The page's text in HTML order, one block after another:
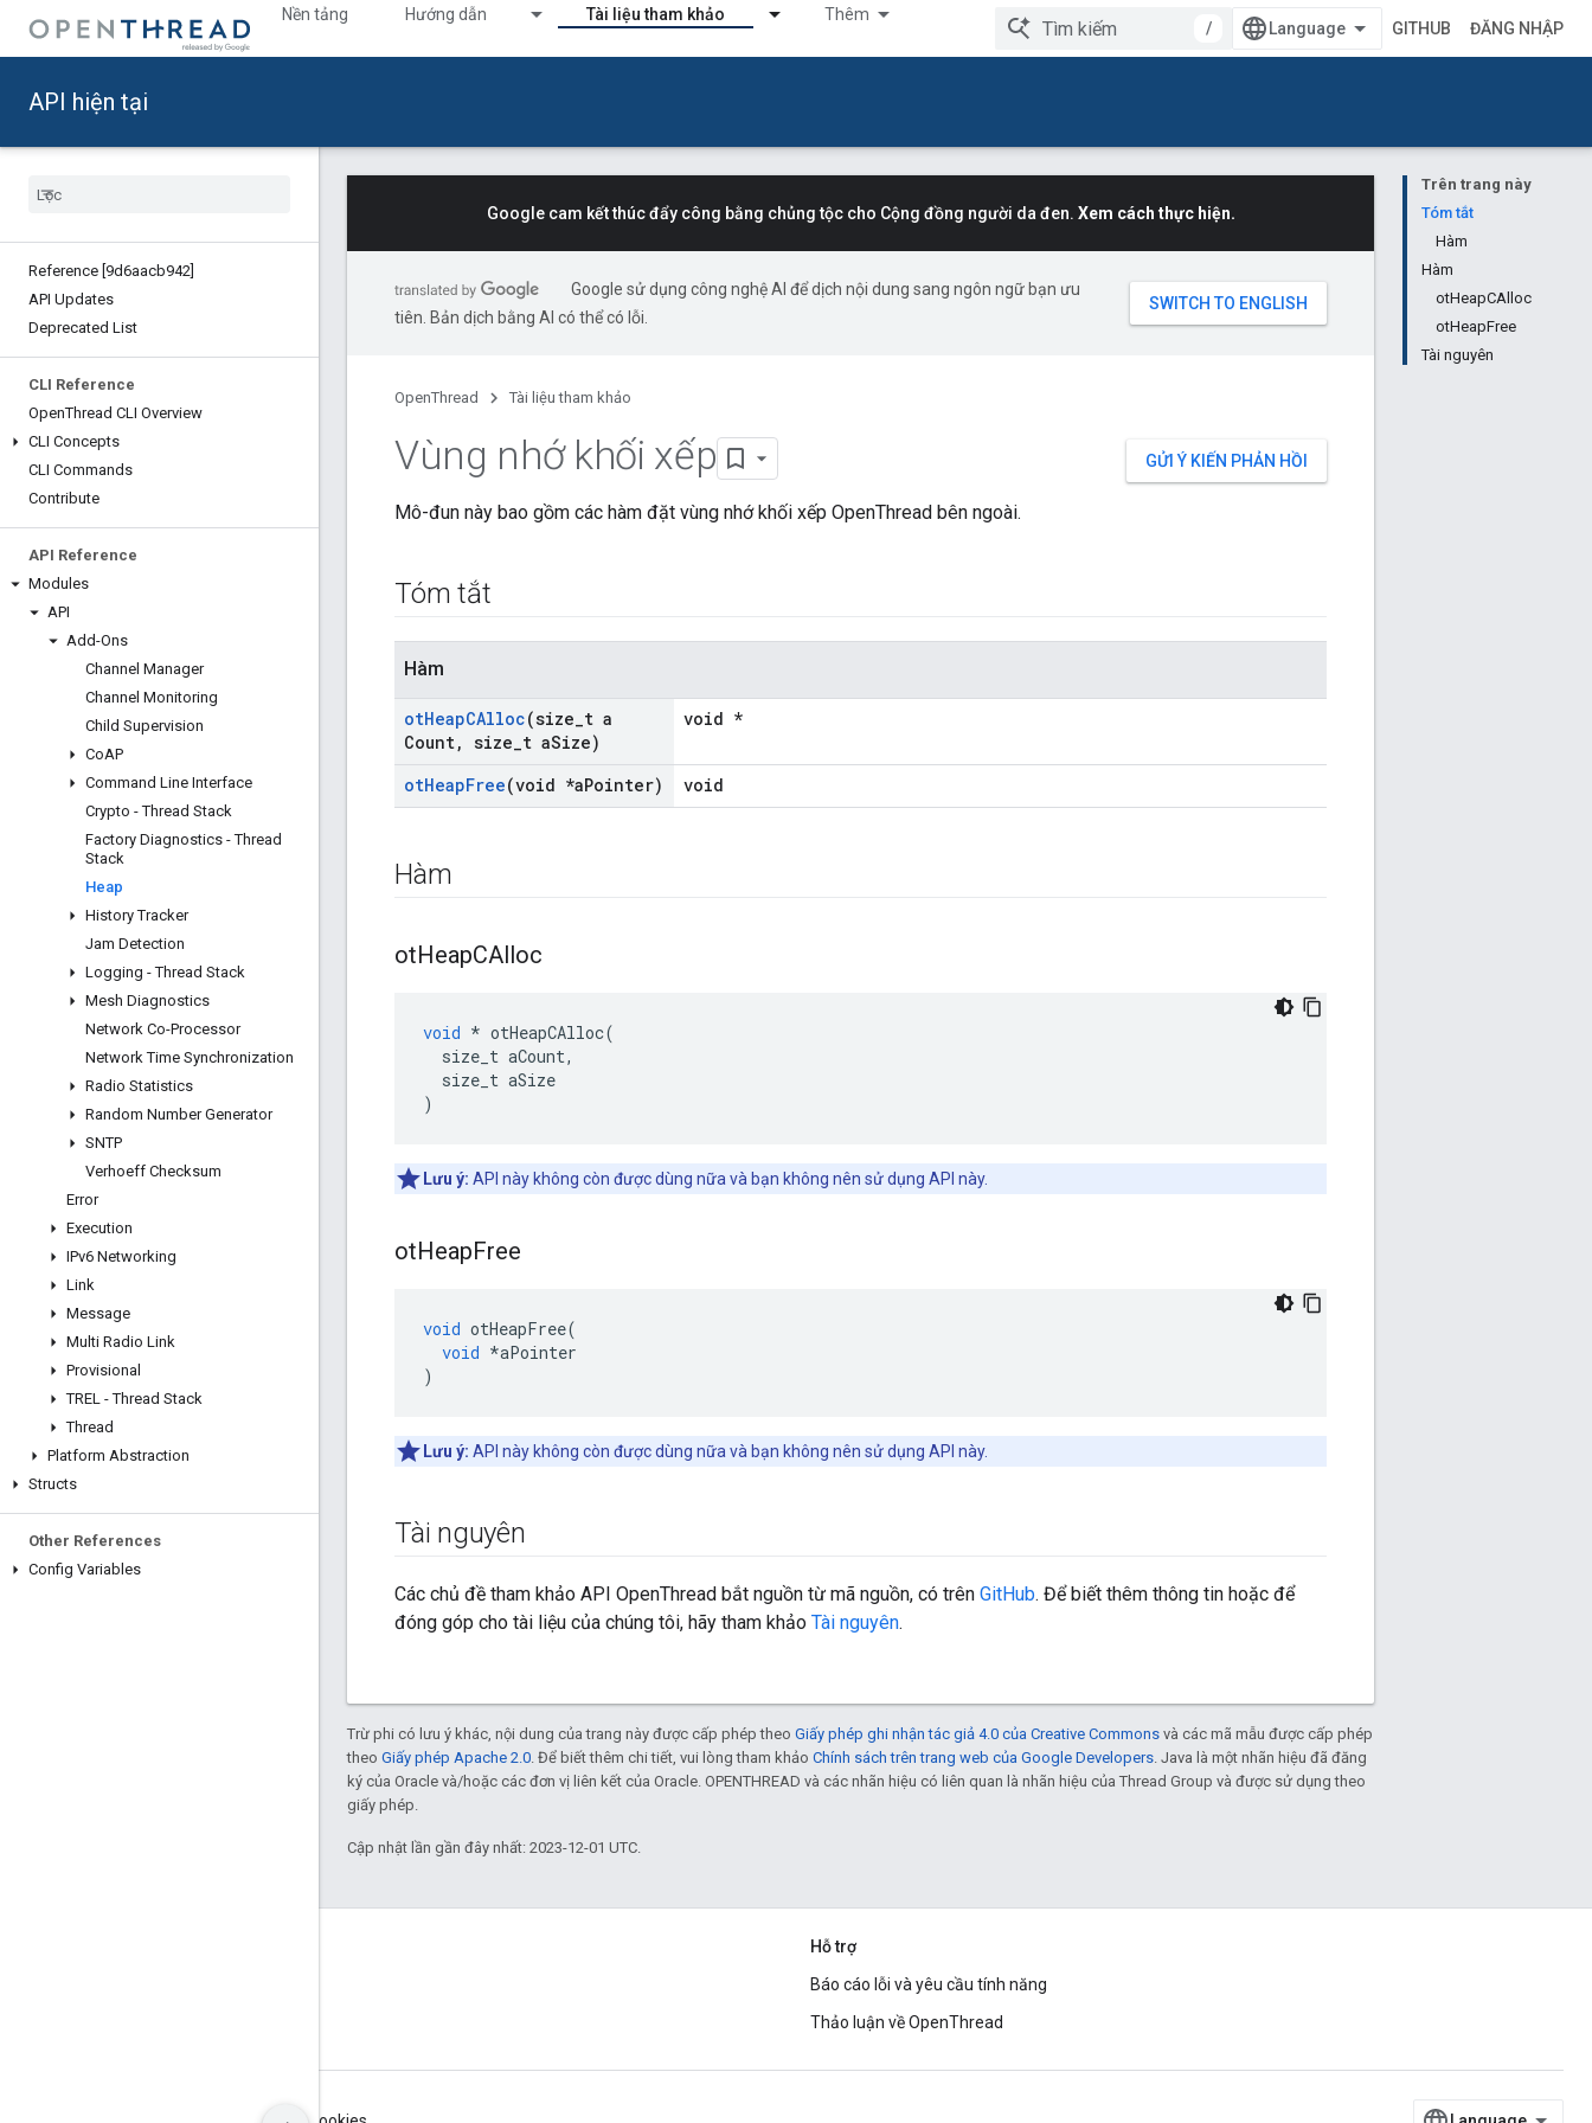
Nền tảng Hướng dẫn Tài liệu tham khảo Thêm
/ GITHUB ĐĂNG NHẬP
API hiện tại
Reference [9d6aacb942]
API Updates
Deprecated List
CLI Reference
OpenThread CLI Overview
CLI Concepts
CLI Commands
Contribute
API Reference
Modules
API
Add-Ons
Channel Manager
Channel Monitoring
Child Supervision
CoAP
Command Line Interface
Crypto - Thread Stack
Factory Diagnostics - Thread
Stack
Heap
History Tracker
Jam Detection
Logging - Thread Stack
Mesh Diagnostics
Network Co-Processor
Network Time Synchronization
Radio Statistics
Random Number Generator
SNTP
Verhoeff Checksum
Error
Execution
IPv6 Networking
Link
Message
Multi Radio Link
Provisional
TREL - Thread Stack
Thread
Platform Abstraction
Structs
Other References
Config Variables
Trên trang này
Tóm tắt
Hàm
Hàm
otHeapCAlloc
otHeapFree
Tài nguyên
Google cam kết thúc đẩy công bằng chủng tộc cho Cộng đồng người da đen. Xem cách thực hiện.
Google sử dụng công nghệ AI để dịch nội dung sang ngôn ngữ bạn ưu
tiên. Bản dịch bằng AI có thể có lỗi.
OpenThread Tài liệu tham khảo
GỬI Ý KIẾN PHẢN HỒI
Vùng nhớ khối xếp
Mô-đun này bao gồm các hàm đặt vùng nhớ khối xếp OpenThread bên ngoài.
Tóm tắt
Hàm
otHeapCAlloc(size t a
Count, size t aSize)
void *
otHeapFree(void *aPointer) void
Hàm
otHeapCAlloc
void * otHeapCAlloc(
size_t aCount,
size_t aSize
)
Lưu ý: API này không còn được dùng nữa và bạn không nên sử dụng API này.
otHeapFree
void otHeapFree(
void *aPointer
)
Lưu ý: API này không còn được dùng nữa và bạn không nên sử dụng API này.
Tài nguyên
Các chủ đề tham khảo API OpenThread bắt nguồn từ mã nguồn, có trên GitHub. Để biết thêm thông tin hoặc để
đóng góp cho tài liệu của chúng tôi, hãy tham khảo Tài nguyên.
Trừ phi có lưu ý khác, nội dung của trang này được cấp phép theo Giấy phép ghi nhận tác giả 4.0 của Creative Commons và các mã mẫu được cấp phép
theo Giấy phép Apache 2.0. Để biết thêm chi tiết, vui lòng tham khảo Chính sách trên trang web của Google Developers. Java là một nhãn hiệu đã đăng
ký của Oracle và/hoặc các đơn vị liên kết của Oracle. OPENTHREAD và các nhãn hiệu có liên quan là nhãn hiệu của Thread Group và được sử dụng theo
giấy phép.
Cập nhật lần gần đây nhất: 2023-12-01 UTC.
Hỗ trợ
Báo cáo lỗi và yêu cầu tính năng
Thảo luận về OpenThread